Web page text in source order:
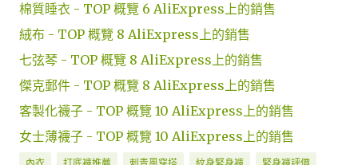
棉質睡衣 - TOP 概覽 6 AliExpress上的銷售
絨布 - TOP 概覽 8 AliExpress上的銷售
七弦琴 - TOP 概覽 8 AliExpress上的銷售
傑克郵件 - TOP 概覽 8 AliExpress上的銷售
客製化襪子 - TOP 概覽 10 AliExpress上的銷售
女士薄襪子 - TOP 概覽 10 AliExpress上的銷售